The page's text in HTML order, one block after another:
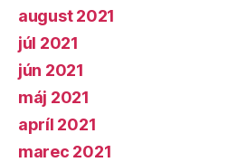
august 2021
júl 2021
jún 2021
máj 2021
apríl 2021
marec 2021